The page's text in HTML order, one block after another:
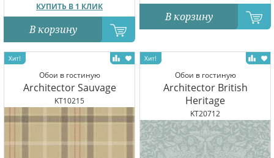
КУПИТЬ В 1 КЛИК
В корзину
В корзину
Обои в гостиную
Architector Sauvage
KT10215
Обои в гостиную
Architector British
Heritage
KT20712